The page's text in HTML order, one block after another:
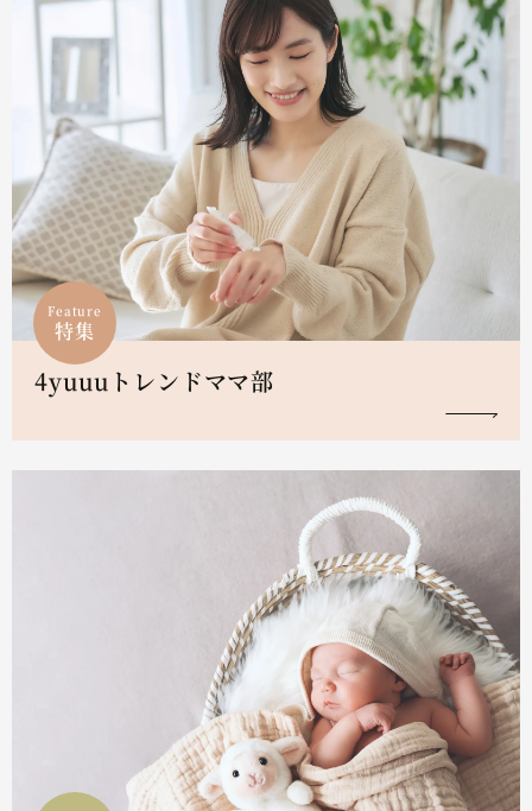
Feature
特集
4yuuuトレンドママ部